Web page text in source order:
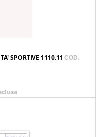
SPORTIVE 1110.11 COD.